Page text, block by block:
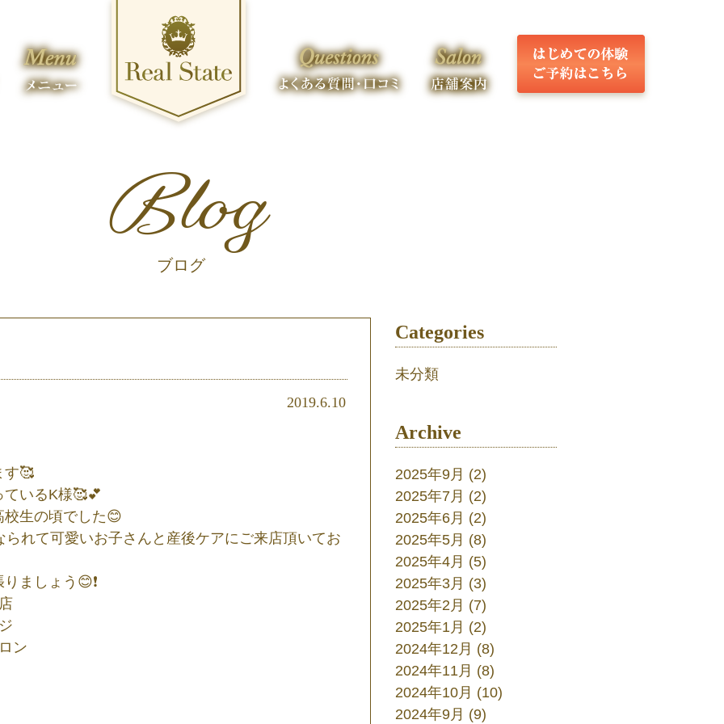
Blog
ブログ
2019.6.10
す🥰
いるK様🥰💕
生の頃でした😊
れて可愛いお子さんと産後ケアにご来店頂いてお
ましょう😊❗️
ン
Categories
未分類
Archive
2025年9月 (2)
2025年7月 (2)
2025年6月 (2)
2025年5月 (8)
2025年4月 (5)
2025年3月 (3)
2025年2月 (7)
2025年1月 (2)
2024年12月 (8)
2024年11月 (8)
2024年10月 (10)
2024年9月 (9)